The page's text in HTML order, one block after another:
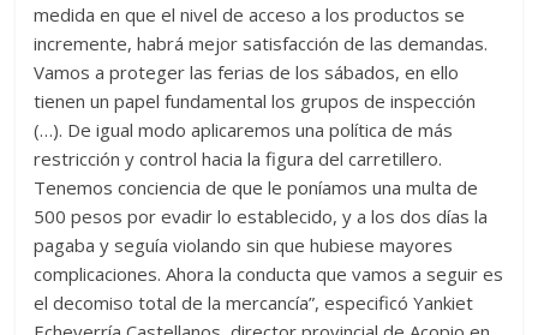
medida en que el nivel de acceso a los productos se
incremente, habrá mejor satisfacción de las demandas.
Vamos a proteger las ferias de los sábados, en ello
tienen un papel fundamental los grupos de inspección
(…). De igual modo aplicaremos una política de más
restricción y control hacia la figura del carretillero.
Tenemos conciencia de que le poníamos una multa de
500 pesos por evadir lo establecido, y a los dos días la
pagaba y seguía violando sin que hubiese mayores
complicaciones. Ahora la conducta que vamos a seguir es
el decomiso total de la mercancía”, especificó Yankiet